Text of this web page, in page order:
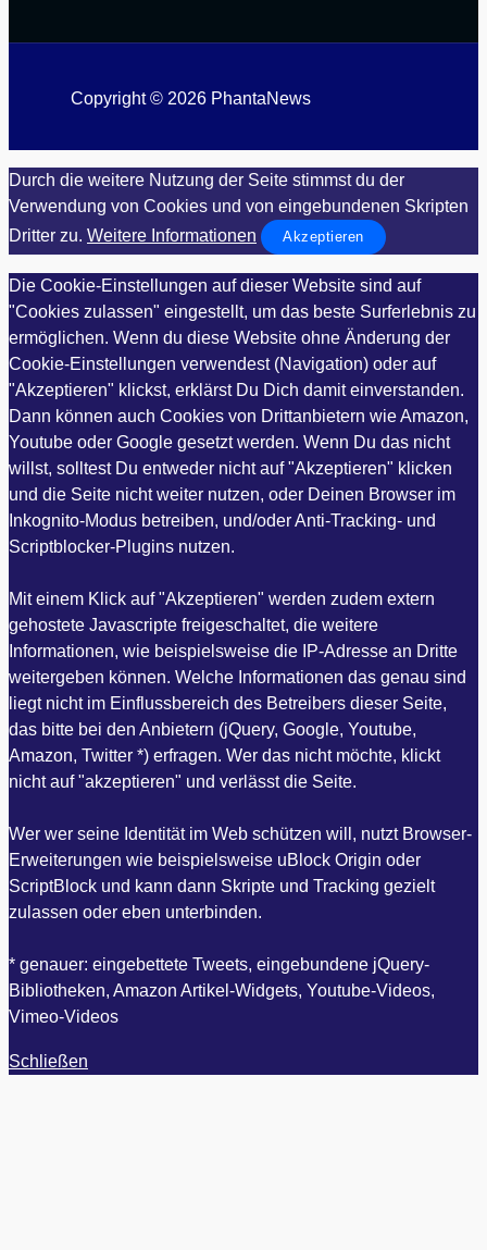
Copyright © 2026 PhantaNews
Durch die weitere Nutzung der Seite stimmst du der
Verwendung von Cookies und von eingebundenen Skripten
Dritter zu. Weitere Informationen Akzeptieren
Die Cookie-Einstellungen auf dieser Website sind auf
"Cookies zulassen" eingestellt, um das beste Surferlebnis zu
ermöglichen. Wenn du diese Website ohne Änderung der
Cookie-Einstellungen verwendest (Navigation) oder auf
"Akzeptieren" klickst, erklärst Du Dich damit einverstanden.
Dann können auch Cookies von Drittanbietern wie Amazon,
Youtube oder Google gesetzt werden. Wenn Du das nicht
willst, solltest Du entweder nicht auf "Akzeptieren" klicken
und die Seite nicht weiter nutzen, oder Deinen Browser im
Inkognito-Modus betreiben, und/oder Anti-Tracking- und
Scriptblocker-Plugins nutzen.
Mit einem Klick auf "Akzeptieren" werden zudem extern
gehostete Javascripte freigeschaltet, die weitere
Informationen, wie beispielsweise die IP-Adresse an Dritte
weitergeben können. Welche Informationen das genau sind
liegt nicht im Einflussbereich des Betreibers dieser Seite,
das bitte bei den Anbietern (jQuery, Google, Youtube,
Amazon, Twitter *) erfragen. Wer das nicht möchte, klickt
nicht auf "akzeptieren" und verlässt die Seite.
Wer wer seine Identität im Web schützen will, nutzt Browser-
Erweiterungen wie beispielsweise uBlock Origin oder
ScriptBlock und kann dann Skripte und Tracking gezielt
zulassen oder eben unterbinden.
* genauer: eingebettete Tweets, eingebundene jQuery-
Bibliotheken, Amazon Artikel-Widgets, Youtube-Videos,
Vimeo-Videos
Schließen